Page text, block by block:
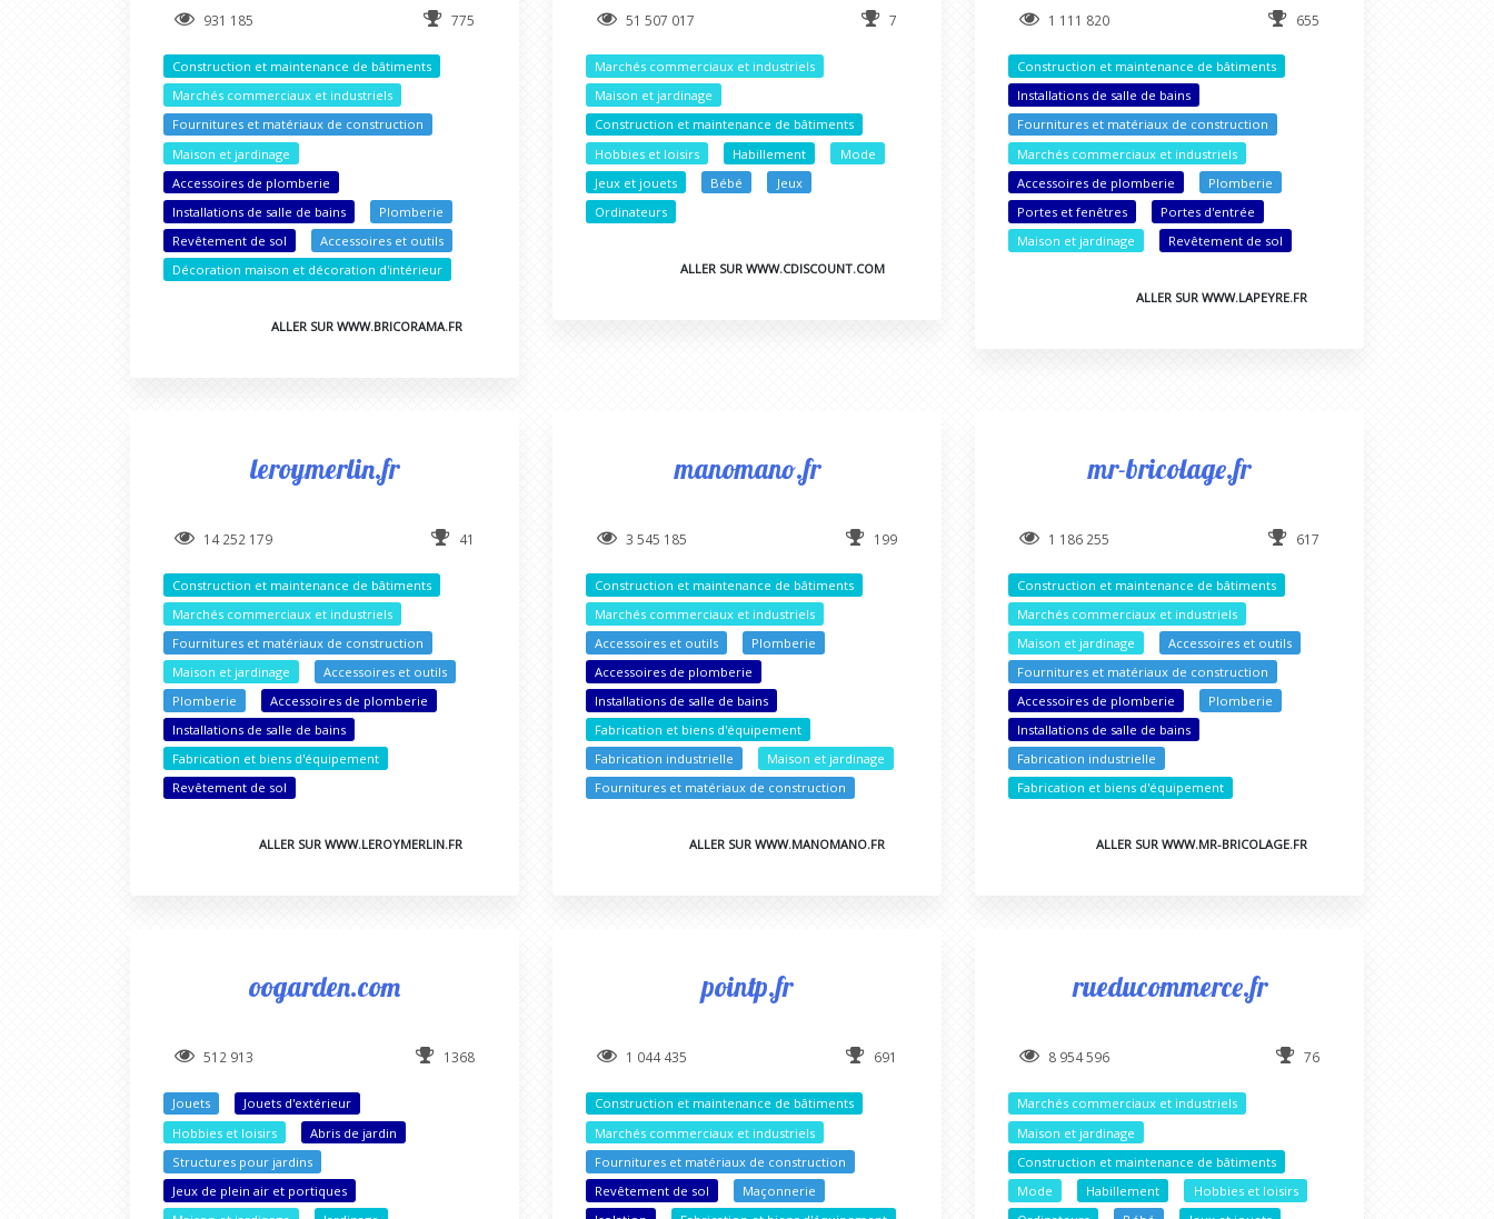
931 185 775
Construction et maintenance de bâtiments
Marchés commerciaux et industriels
Fournitures et matériaux de construction
Maison et jardinage
Accessoires de plomberie
Installations de salle de bains
Plomberie
Revêtement de sol
Accessoires et outils
Décoration maison et décoration d'intérieur
ALLER SUR WWW.BRICORAMA.FR
51 507 017 7
Marchés commerciaux et industriels
Maison et jardinage
Construction et maintenance de bâtiments
Hobbies et loisirs
Habillement
Mode
Jeux et jouets
Bébé
Jeux
Ordinateurs
ALLER SUR WWW.CDISCOUNT.COM
1 111 820 655
Construction et maintenance de bâtiments
Installations de salle de bains
Fournitures et matériaux de construction
Marchés commerciaux et industriels
Accessoires de plomberie
Plomberie
Portes et fenêtres
Portes d'entrée
Maison et jardinage
Revêtement de sol
ALLER SUR WWW.LAPEYRE.FR
leroymerlin.fr
14 252 179 41
Construction et maintenance de bâtiments
Marchés commerciaux et industriels
Fournitures et matériaux de construction
Maison et jardinage
Accessoires et outils
Plomberie
Accessoires de plomberie
Installations de salle de bains
Fabrication et biens d'équipement
Revêtement de sol
ALLER SUR WWW.LEROYMERLIN.FR
manomano.fr
3 545 185 199
Construction et maintenance de bâtiments
Marchés commerciaux et industriels
Accessoires et outils
Plomberie
Accessoires de plomberie
Installations de salle de bains
Fabrication et biens d'équipement
Fabrication industrielle
Maison et jardinage
Fournitures et matériaux de construction
ALLER SUR WWW.MANOMANO.FR
mr-bricolage.fr
1 186 255 617
Construction et maintenance de bâtiments
Marchés commerciaux et industriels
Maison et jardinage
Accessoires et outils
Fournitures et matériaux de construction
Accessoires de plomberie
Plomberie
Installations de salle de bains
Fabrication industrielle
Fabrication et biens d'équipement
ALLER SUR WWW.MR-BRICOLAGE.FR
oogarden.com
512 913 1368
Jouets
Jouets d'extérieur
Hobbies et loisirs
Abris de jardin
Structures pour jardins
Jeux de plein air et portiques
pointp.fr
1 044 435 691
Construction et maintenance de bâtiments
Marchés commerciaux et industriels
Fournitures et matériaux de construction
Revêtement de sol
Maçonnerie
rueducommerce.fr
8 954 596 76
Marchés commerciaux et industriels
Maison et jardinage
Construction et maintenance de bâtiments
Mode
Habillement
Hobbies et loisirs